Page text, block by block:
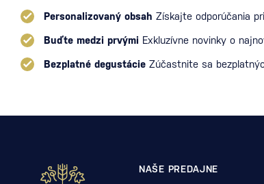
Personalizovaný obsah Získajte odporúčania
Buďte medzi prvými Exkluzívne novinky o
Bezplatné degustácie Zúčastnite sa
NAŠE PREDAJNE